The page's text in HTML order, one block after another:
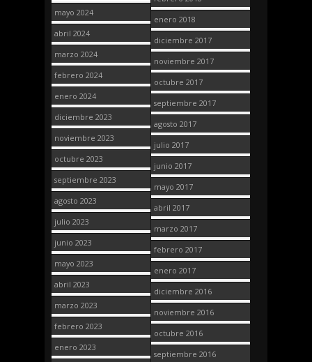
mayo 2024
abril 2024
marzo 2024
febrero 2024
enero 2024
diciembre 2023
noviembre 2023
octubre 2023
septiembre 2023
agosto 2023
julio 2023
junio 2023
mayo 2023
abril 2023
marzo 2023
febrero 2023
enero 2023
enero 2018
diciembre 2017
noviembre 2017
octubre 2017
septiembre 2017
agosto 2017
julio 2017
junio 2017
mayo 2017
abril 2017
marzo 2017
febrero 2017
enero 2017
diciembre 2016
noviembre 2016
octubre 2016
septiembre 2016